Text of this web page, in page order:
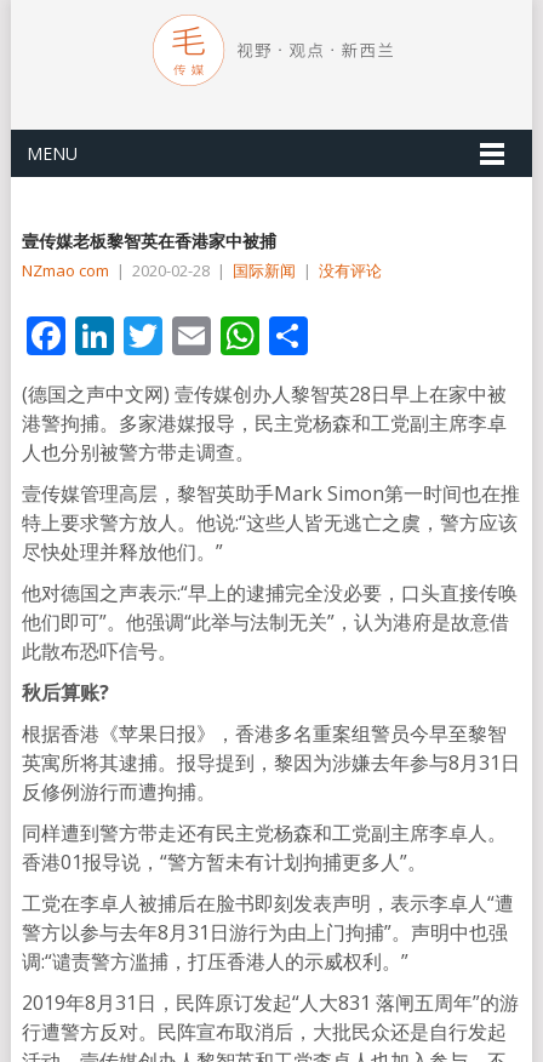
MENU
壹传媒老板黎智英在香港家中被捕
NZmao com | 2020-02-28 | 国际新闻 | 没有评论
Facebook
LinkedIn
Twitter
EmailWhatsApp
分
享
(德国之声中文网) 壹传媒创办人黎智英28日早上在家中被
港警拘捕。多家港媒报导，民主党杨森和工党副主席李卓
人也分别被警方带走调查。
壹传媒管理高层，黎智英助手Mark Simon第一时间也在推
特上要求警方放人。他说:“这些人皆无逃亡之虞，警方应该
尽快处理并释放他们。”
他对德国之声表示:“早上的逮捕完全没必要，口头直接传唤
他们即可”。他强调“此举与法制无关”，认为港府是故意借
此散布恐吓信号。
秋后算账?
根据香港《苹果日报》，香港多名重案组警员今早至黎智
英寓所将其逮捕。报导提到，黎因为涉嫌去年参与8月31日
反修例游行而遭拘捕。
同样遭到警方带走还有民主党杨森和工党副主席李卓人。
香港01报导说，“警方暂未有计划拘捕更多人”。
工党在李卓人被捕后在脸书即刻发表声明，表示李卓人“遭
警方以参与去年8月31日游行为由上门拘捕”。声明中也强
调:“谴责警方滥捕，打压香港人的示威权利。”
2019年8月31日，民阵原订发起“人大831 落闸五周年”的游
行遭警方反对。民阵宣布取消后，大批民众还是自行发起